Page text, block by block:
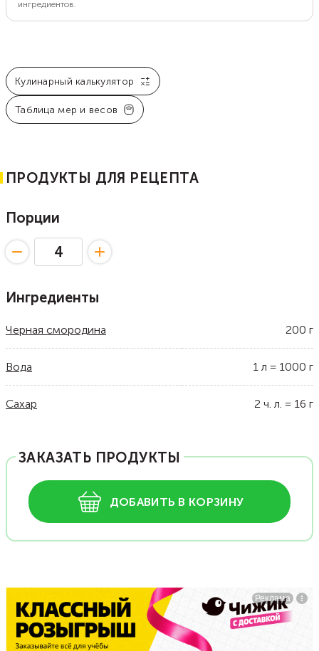
ингредиентов.
Кулинарный калькулятор
Таблица мер и весов
ПРОДУКТЫ ДЛЯ РЕЦЕПТА
Порции
Ингредиенты
Черная смородина 200 г
Вода 1 л = 1000 г
Сахар 2 ч. л. = 16 г
ЗАКАЗАТЬ ПРОДУКТЫ
ДОБАВИТЬ В КОРЗИНУ